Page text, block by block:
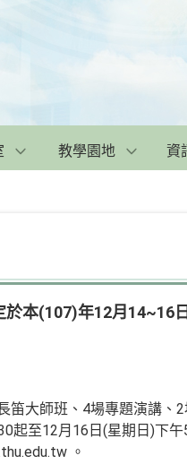
教學園地 資
本(107)年12月14~16
笛大師班、4場專題演講
起至12月16日(星期日)下
。